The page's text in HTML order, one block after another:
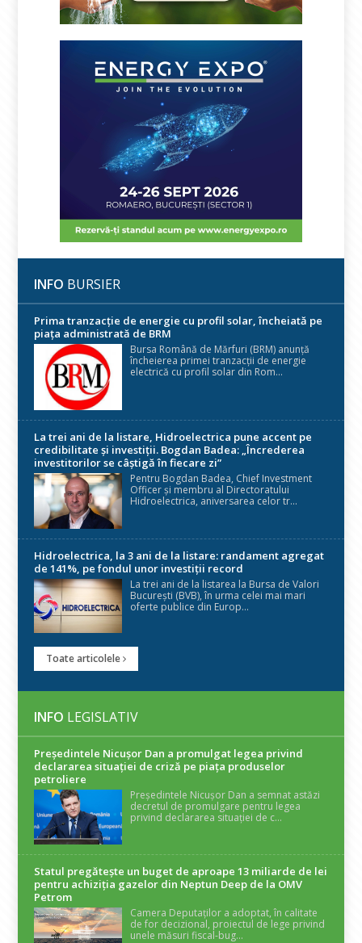
INFO BURSIER
Prima tranzacție de energie cu profil solar, încheiată pe
piața administrată de BRM
Bursa Română de Mărfuri (BRM) anunță
încheierea primei tranzacții de energie
electrică cu profil solar din Rom...
La trei ani de la listare, Hidroelectrica pune accent pe
credibilitate și investiții. Bogdan Badea: „Încrederea
investitorilor se câștigă în fiecare zi”
Pentru Bogdan Badea, Chief Investment
Officer și membru al Directoratului
Hidroelectrica, aniversarea celor tr...
Hidroelectrica, la 3 ani de la listare: randament agregat
de 141%, pe fondul unor investiții record
La trei ani de la listarea la Bursa de Valori
București (BVB), în urma celei mai mari
oferte publice din Europ...
Toate articolele
INFO LEGISLATIV
Președintele Nicuşor Dan a promulgat legea privind
declararea situaţiei de criză pe piaţa produselor
petroliere
Președintele Nicușor Dan a semnat astăzi
decretul de promulgare pentru legea
privind declararea situației de c...
Statul pregătește un buget de aproape 13 miliarde de lei
pentru achiziția gazelor din Neptun Deep de la OMV
Petrom
Camera Deputaților a adoptat, în calitate
de for decizional, proiectul de lege privind
unele măsuri fiscal-bug...